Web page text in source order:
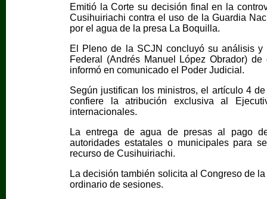
Emitió la Corte su decisión final en la
Cusihuiriachi contra el uso de la Guardia
por el agua de la presa La Boquilla.
El Pleno de la SCJN concluyó su análisis
Federal (Andrés Manuel López Obrador)
informó en comunicado el Poder Judicial.
Según justifican los ministros, el artículo 4
confiere la atribución exclusiva al
internacionales.
La entrega de agua de presas al pago
autoridades estatales o municipales para
recurso de Cusihuiriachi.
La decisión también solicita al Congreso de
ordinario de sesiones.